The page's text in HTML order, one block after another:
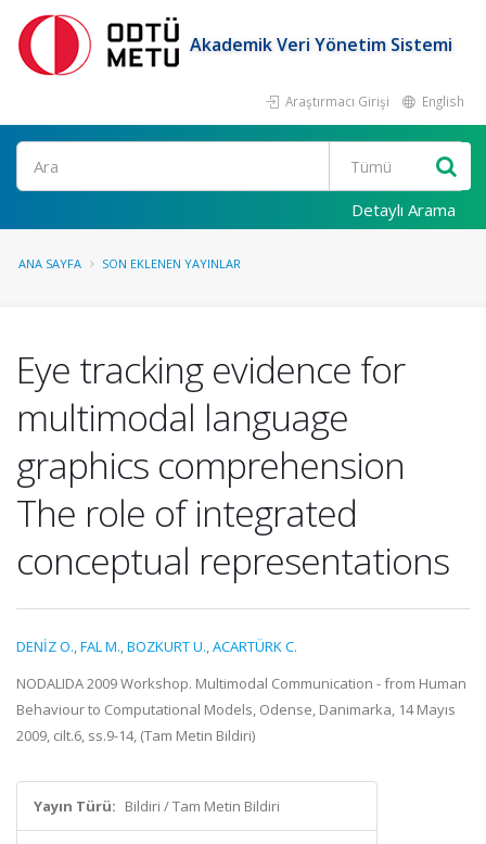
Akademik Veri Yönetim Sistemi
Araştırmacı Girişi English
Ara
Detaylı Arama
ANA SAYFA SON EKLENEN YAYINLAR
Eye tracking evidence for
multimodal language
graphics comprehension
The role of integrated
conceptual representations
DENİZ O.,FAL M.,BOZKURT U.,ACARTÜRK C.
NODALIDA 2009 Workshop. Multimodal Communication - from Human
Behaviour to Computational Models, Odense, Danimarka, 14 Mayıs
2009, cilt.6, ss.9-14, (Tam Metin Bildiri)
Yayın Türü: Bildiri / Tam Metin Bildiri